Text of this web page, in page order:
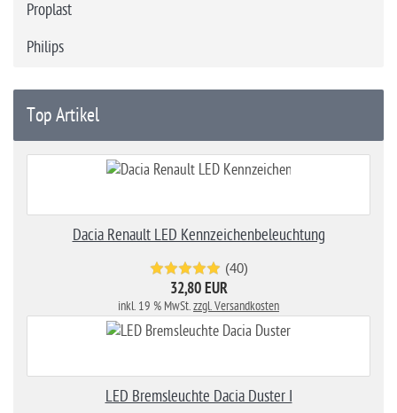
Proplast
Philips
Top Artikel
Dacia Renault LED Kennzeichenbeleuchtung
(40)
32,80 EUR
inkl. 19 % MwSt.zzgl. Versandkosten
LED Bremsleuchte Dacia Duster I